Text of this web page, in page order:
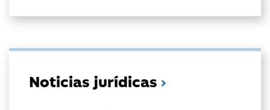
Noticias jurídicas